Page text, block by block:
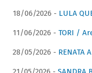
18/06/2026 - LULA
11/06/2026 - TORI /
28/05/2026 - RENATA